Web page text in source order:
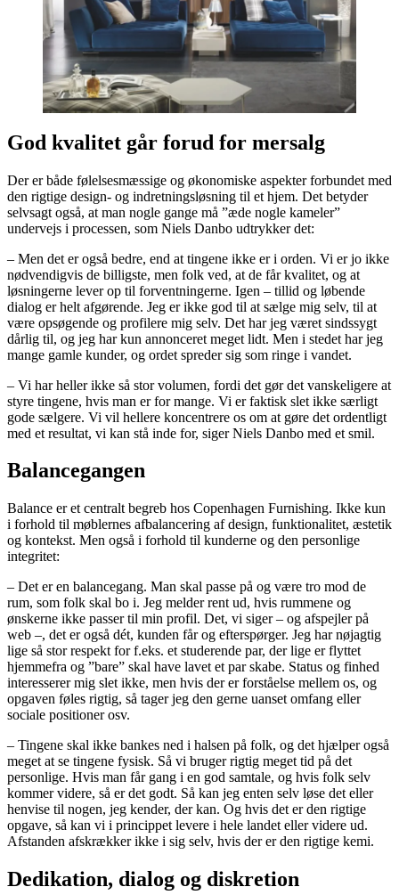
God kvalitet går forud for mersalg
Der er både følelsesmæssige og økonomiske aspekter forbundet med
den rigtige design- og indretningsløsning til et hjem. Det betyder
selvsagt også, at man nogle gange må ”æde nogle kameler”
undervejs i processen, som Niels Danbo udtrykker det:
– Men det er også bedre, end at tingene ikke er i orden. Vi er jo ikke
nødvendigvis de billigste, men folk ved, at de får kvalitet, og at
løsningerne lever op til forventningerne. Igen – tillid og løbende
dialog er helt afgørende. Jeg er ikke god til at sælge mig selv, til at
være opsøgende og profilere mig selv. Det har jeg været sindssygt
dårlig til, og jeg har kun annonceret meget lidt. Men i stedet har jeg
mange gamle kunder, og ordet spreder sig som ringe i vandet.
– Vi har heller ikke så stor volumen, fordi det gør det vanskeligere at
styre tingene, hvis man er for mange. Vi er faktisk slet ikke særligt
gode sælgere. Vi vil hellere koncentrere os om at gøre det ordentligt
med et resultat, vi kan stå inde for, siger Niels Danbo med et smil.
Balancegangen
Balance er et centralt begreb hos Copenhagen Furnishing. Ikke kun
i forhold til møblernes afbalancering af design, funktionalitet, æstetik
og kontekst. Men også i forhold til kunderne og den personlige
integritet:
– Det er en balancegang. Man skal passe på og være tro mod de
rum, som folk skal bo i. Jeg melder rent ud, hvis rummene og
ønskerne ikke passer til min profil. Det, vi siger – og afspejler på
web –, det er også dét, kunden får og efterspørger. Jeg har nøjagtig
lige så stor respekt for f.eks. et studerende par, der lige er flyttet
hjemmefra og ”bare” skal have lavet et par skabe. Status og finhed
interesserer mig slet ikke, men hvis der er forståelse mellem os, og
opgaven føles rigtig, så tager jeg den gerne uanset omfang eller
sociale positioner osv.
– Tingene skal ikke bankes ned i halsen på folk, og det hjælper også
meget at se tingene fysisk. Så vi bruger rigtig meget tid på det
personlige. Hvis man får gang i en god samtale, og hvis folk selv
kommer videre, så er det godt. Så kan jeg enten selv løse det eller
henvise til nogen, jeg kender, der kan. Og hvis det er den rigtige
opgave, så kan vi i princippet levere i hele landet eller videre ud.
Afstanden afskrækker ikke i sig selv, hvis der er den rigtige kemi.
Dedikation, dialog og diskretion